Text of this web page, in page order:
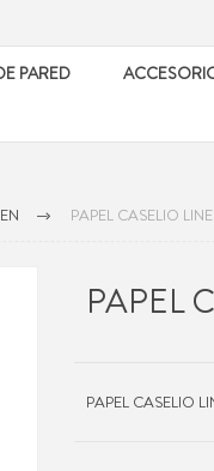
PARED
PAPEL CASELIO
PAPEL
PAPEL CASELIO